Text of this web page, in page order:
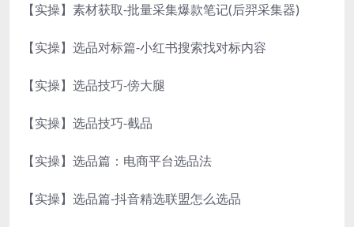
【实操】素材获取-批量采集爆款笔记(后羿采集器)
【实操】选品对标篇-小红书搜索找对标内容
【实操】选品技巧-傍大腿
【实操】选品技巧-截品
【实操】选品篇：电商平台选品法
【实操】选品篇-抖音精选联盟怎么选品